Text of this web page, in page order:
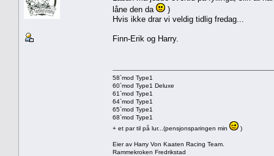
låne den da
)
Hvis ikke drar vi veldig tidlig fredag...
Finn-Erik og Harry.
58`mod Type1
60`mod Type1 Deluxe
61`mod Type1
64`mod Type1
65`mod Type1
68`mod Type1
+ et par til på lur...(pensjonsparingen min
)
Eier av Harry Von Kaaten Racing Team.
Rammekroken Fredrikstad